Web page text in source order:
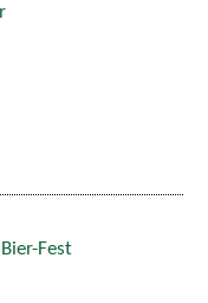
Fest